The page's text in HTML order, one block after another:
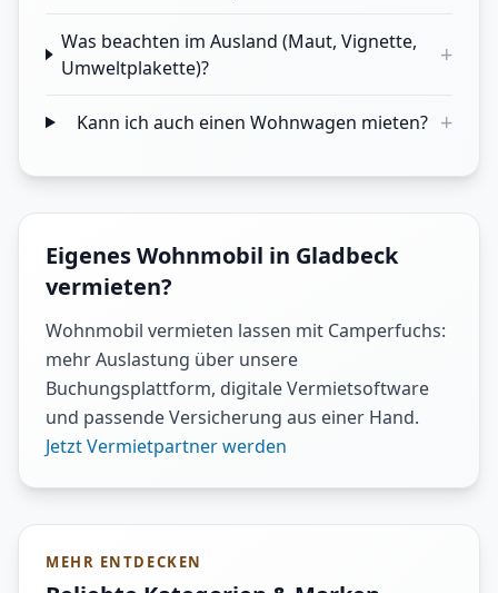
Was beachten im Ausland (Maut, Vignette,
Umweltplakette)?
+
Kann ich auch einen Wohnwagen mieten? +
Eigenes Wohnmobil in Gladbeck
vermieten?
Wohnmobil vermieten lassen mit Camperfuchs:
mehr Auslastung über unsere
Buchungsplattform, digitale Vermietsoftware
und passende Versicherung aus einer Hand.
Jetzt Vermietpartner werden
MEHR ENTDECKEN